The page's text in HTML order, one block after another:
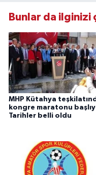
Bunlar da ilginizi
MHP Kütahya
kongre maratonu
Tarihler belli oldu